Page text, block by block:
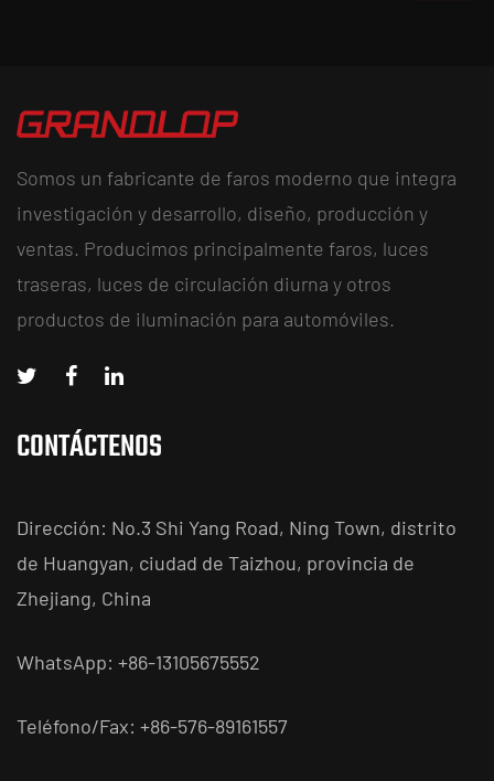
Somos un fabricante de faros moderno que integra
investigación y desarrollo, diseño, producción y
ventas. Producimos principalmente faros, luces
traseras, luces de circulación diurna y otros
productos de iluminación para automóviles.
CONTÁCTENOS
Dirección: No.3 Shi Yang Road, Ning Town, distrito
de Huangyan, ciudad de Taizhou, provincia de
Zhejiang, China
WhatsApp: +86-13105675552
Teléfono/Fax: +86-576-89161557